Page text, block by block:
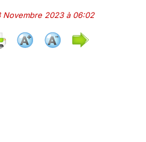
Novembre 2023 à 06:02